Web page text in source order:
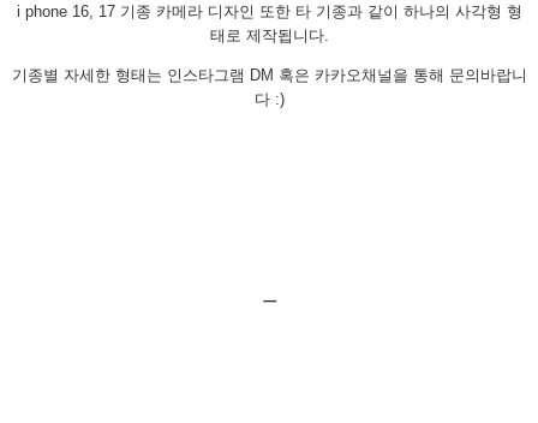
i phone 16, 17 기종 카메라 디자인 또한 타 기종과 같이 하나의 사각형 형
태로 제작됩니다.
기종별 자세한 형태는 인스타그램 DM 혹은 카카오채널을 통해 문의바랍니
다 :)
ㅡ